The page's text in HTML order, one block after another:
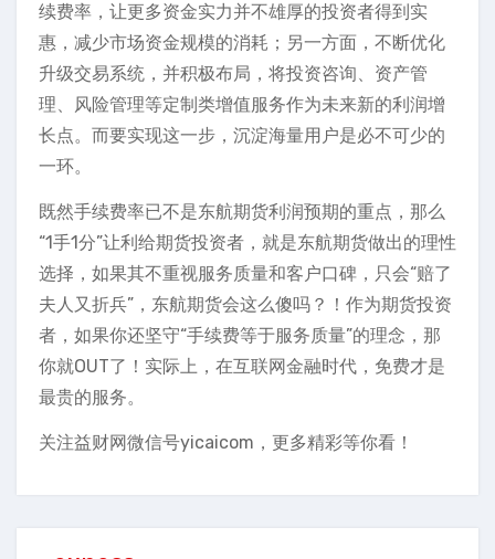
续费率，让更多资金实力并不雄厚的投资者得到实
惠，减少市场资金规模的消耗；另一方面，不断优化
升级交易系统，并积极布局，将投资咨询、资产管
理、风险管理等定制类增值服务作为未来新的利润增
长点。而要实现这一步，沉淀海量用户是必不可少的
一环。
既然手续费率已不是东航期货利润预期的重点，那么
“1手1分”让利给期货投资者，就是东航期货做出的理性
选择，如果其不重视服务质量和客户口碑，只会“赔了
夫人又折兵”，东航期货会这么傻吗？！作为期货投资
者，如果你还坚守“手续费等于服务质量”的理念，那
你就OUT了！实际上，在互联网金融时代，免费才是
最贵的服务。
关注益财网微信号yicaicom，更多精彩等你看！